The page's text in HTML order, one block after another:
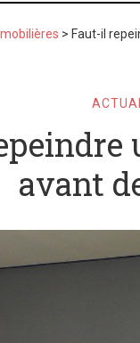
> Faut-il
avant